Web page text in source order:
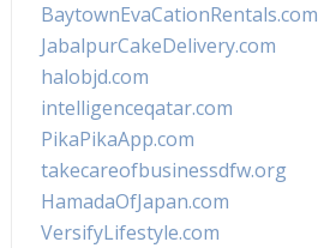
BaytownEvaCationRentals.com
JabalpurCakeDelivery.com
halobjd.com
intelligenceqatar.com
PikaPikaApp.com
takecareofbusinessdfw.org
HamadaOfJapan.com
VersifyLifestyle.com